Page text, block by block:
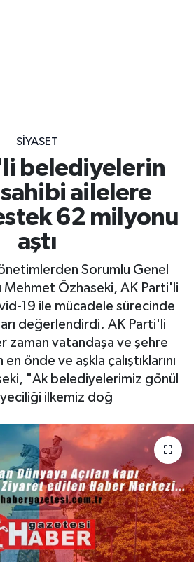
SİYASET
belediyelerin
ailelere
62 milyonu
aştı
Sorumlu Genel
Mehmet Özhaseki, AK Parti'li
19 ile mücadele sürecinde
değerlendirdi. AK Parti'li
zaman vatandaşa ve şehre
önde ve aşkla çalıştıklarını
"Ak belediyelerimiz gönül
ilkemiz doğ